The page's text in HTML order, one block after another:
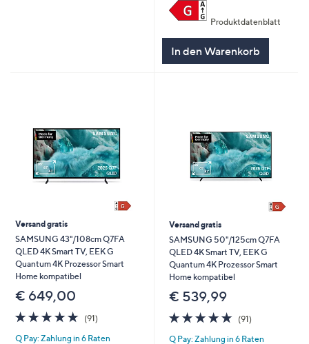
Produktdatenblatt
In den Warenkorb
Versand gratis
SAMSUNG 43"/108cm Q7FA
QLED 4K Smart TV, EEK G
Quantum 4K Prozessor Smart
Home kompatibel
€ 649,00
4.7
von
5
(91)91
Q Pay: Zahlung in 6 Raten
Versand gratis
SAMSUNG 50"/125cm Q7FA
QLED 4K Smart TV, EEK G
Quantum 4K Prozessor Smart
Home kompatibel
€ 539,99
4.7
von
5
(91)91
Q Pay: Zahlung in 6 Raten